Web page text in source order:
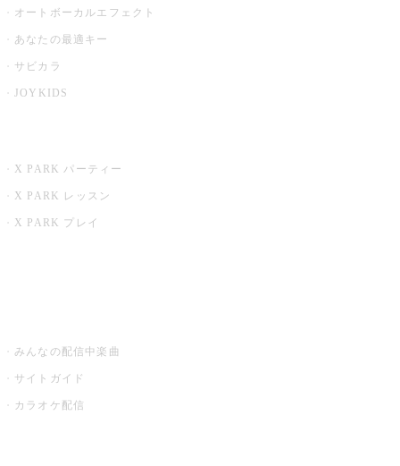
オートボーカルエフェクト
あなたの最適キー
サビカラ
JOYKIDS
X PARK パーティー
X PARK レッスン
X PARK プレイ
みんなの配信中楽曲
サイトガイド
カラオケ配信